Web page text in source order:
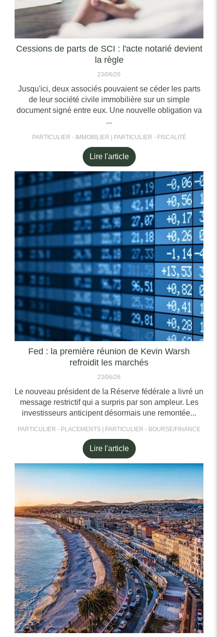
Cessions de parts de SCI : l'acte notarié devient
la règle
23/06/26
Jusqu'ici, deux associés pouvaient se céder les parts
de leur société civile immobilière sur un simple
document signé entre eux. Une nouvelle obligation va
...
PARTICULIER - IMMOBILIER PARTICULIER - FISCALITÉ
Lire l'article
Fed : la première réunion de Kevin Warsh
refroidit les marchés
23/06/26
Le nouveau président de la Réserve fédérale a livré un
message restrictif qui a surpris par son ampleur. Les
investisseurs anticipent désormais une remontée...
PARTICULIER - PLACEMENTS PARTICULIER - BOURSE/FINANCE
Lire l'article